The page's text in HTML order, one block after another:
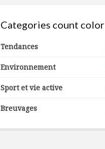
Categories count color
Tendances
Environnement
Sport et vie active
Breuvages